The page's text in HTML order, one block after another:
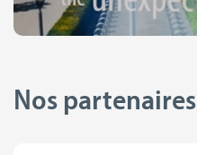
Nos partenaires